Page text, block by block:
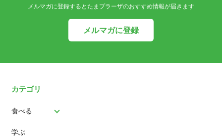
メルマガに登録するとたまプラーザのおすすめ情報が届きます
メルマガに登録
カテゴリ
食べる
パン
学ぶ